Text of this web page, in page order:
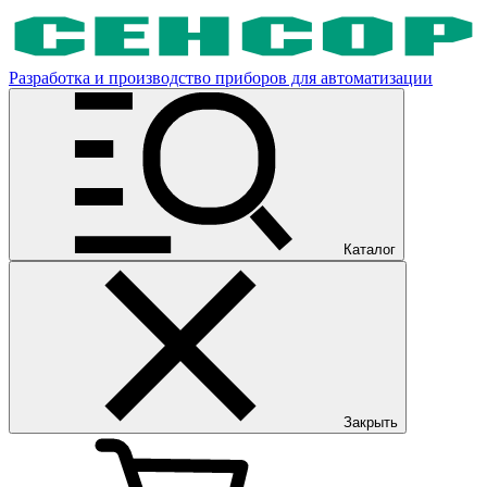
Разработка и производство приборов для автоматизации
Каталог
Закрыть